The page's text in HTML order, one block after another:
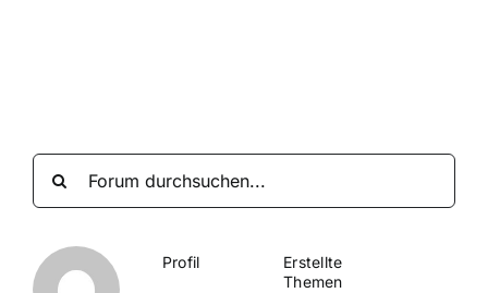
Profil
Erstellte
Themen